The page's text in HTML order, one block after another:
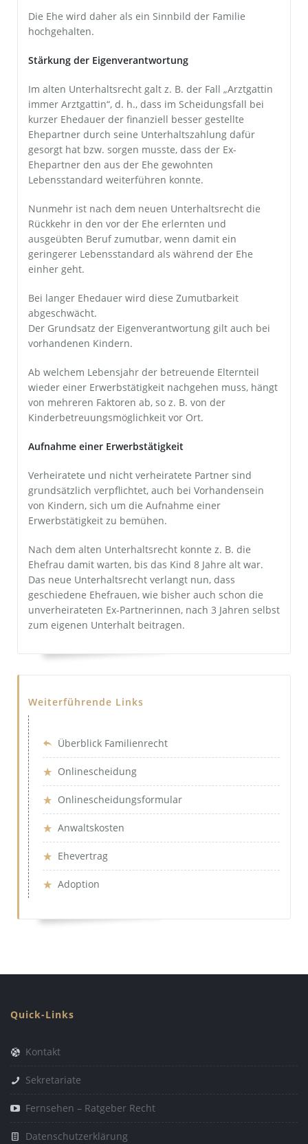
Die Ehe wird daher als ein Sinnbild der Familie
hochgehalten.
Stärkung der Eigenverantwortung
Im alten Unterhaltsrecht galt z. B. der Fall „Arztgattin
immer Arztgattin“, d. h., dass im Scheidungsfall bei
kurzer Ehedauer der finanziell besser gestellte
Ehepartner durch seine Unterhaltszahlung dafür
gesorgt hat bzw. sorgen musste, dass der Ex-
Ehepartner den aus der Ehe gewohnten
Lebensstandard weiterführen konnte.
Nunmehr ist nach dem neuen Unterhaltsrecht die
Rückkehr in den vor der Ehe erlernten und
ausgeübten Beruf zumutbar, wenn damit ein
geringerer Lebensstandard als während der Ehe
einher geht.
Bei langer Ehedauer wird diese Zumutbarkeit
abgeschwächt.
Der Grundsatz der Eigenverantwortung gilt auch bei
vorhandenen Kindern.
Ab welchem Lebensjahr der betreuende Elternteil
wieder einer Erwerbstätigkeit nachgehen muss, hängt
von mehreren Faktoren ab, so z. B. von der
Kinderbetreuungsmöglichkeit vor Ort.
Aufnahme einer Erwerbstätigkeit
Verheiratete und nicht verheiratete Partner sind
grundsätzlich verpflichtet, auch bei Vorhandensein
von Kindern, sich um die Aufnahme einer
Erwerbstätigkeit zu bemühen.
Nach dem alten Unterhaltsrecht konnte z. B. die
Ehefrau damit warten, bis das Kind 8 Jahre alt war.
Das neue Unterhaltsrecht verlangt nun, dass
geschiedene Ehefrauen, wie bisher auch schon die
unverheirateten Ex-Partnerinnen, nach 3 Jahren selbst
zum eigenen Unterhalt beitragen.
Weiterführende Links
Überblick Familienrecht
Onlinescheidung
Onlinescheidungsformular
Anwaltskosten
Ehevertrag
Adoption
Quick-Links
Kontakt
Sekretariate
Fernsehen – Ratgeber Recht
Datenschutzerklärung